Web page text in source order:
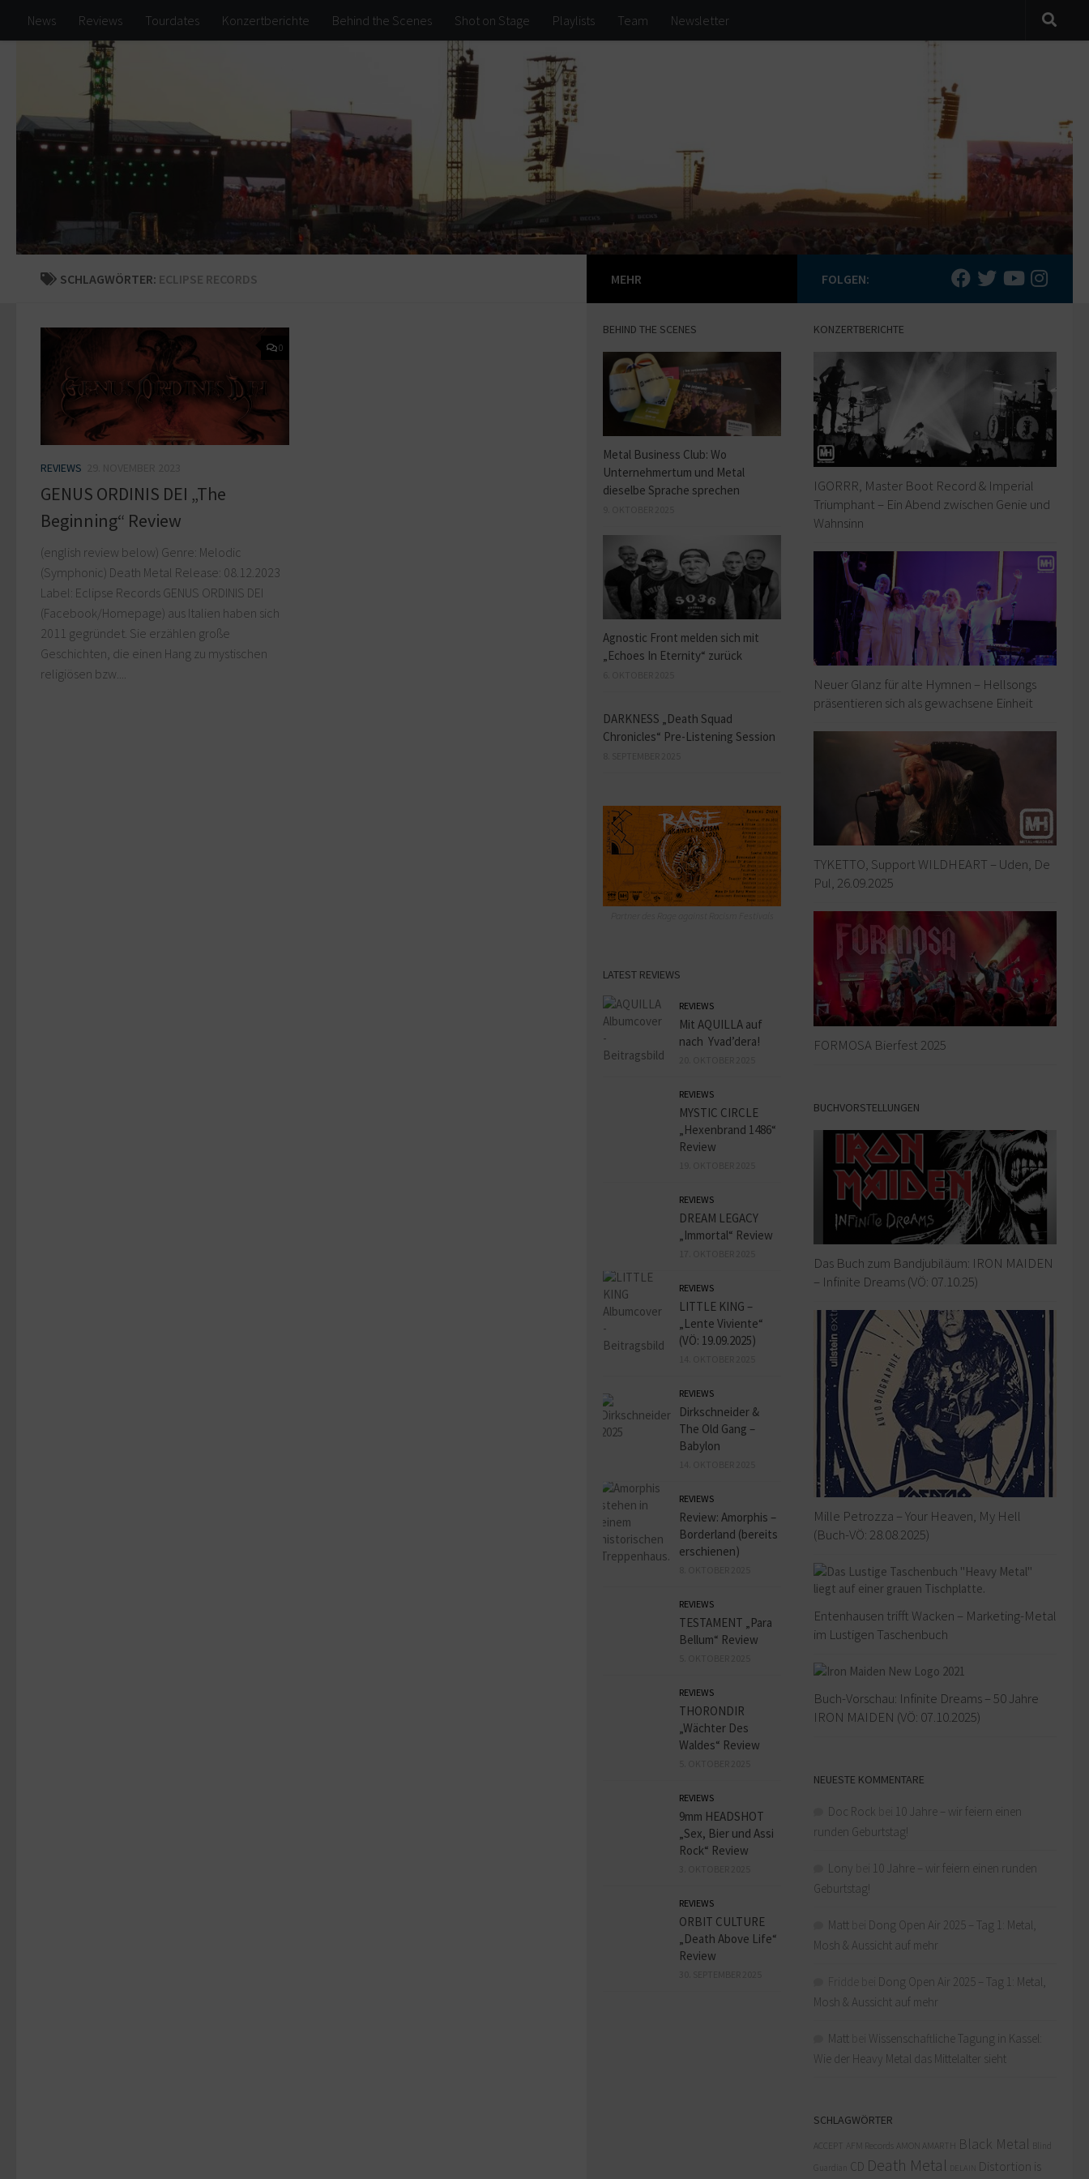
Zum Inhalt springen
News Reviews Tourdates Konzertberichte Behind the Scenes Shot on Stage Playlists Team Newsletter
SCHLAGWÖRTER: ECLIPSE RECORDS
0
REVIEWS
GENUS ORDINIS DEI „The
Beginning“ Review
(english review below) Genre: Melodic
(Symphonic) Death Metal Release: 08.12.2023
Label: Eclipse Records GENUS ORDINIS DEI
(Facebook/Homepage) aus Italien haben sich
2011 gegründet. Sie erzählen große
Geschichten, die einen Hang zu mystischen
religiösen bzw....
FOLGEN:
KONZERTBERICHTE
IGORRR, Master Boot Record & Imperial
Triumphant – Ein Abend zwischen Genie und
Wahnsinn
Neuer Glanz für alte Hymnen – Hellsongs
präsentieren sich als gewachsene Einheit
TYKETTO, Support WILDHEART – Uden, De
Pul, 26.09.2025
FORMOSA Bierfest 2025
BUCHVORSTELLUNGEN
Das Buch zum Bandjubiläum: IRON MAIDEN
– Infinite Dreams (VÖ: 07.10.25)
Mille Petrozza – Your Heaven, My Hell
(Buch-VÖ: 28.08.2025)
Entenhausen trifft Wacken – Marketing-Metal
im Lustigen Taschenbuch
Buch-Vorschau: Infinite Dreams – 50 Jahre
IRON MAIDEN (VÖ: 07.10.2025)
NEUESTE KOMMENTARE
Doc Rock
10 Jahre – wir feiern einen
runden Geburtstag!
Lony
10 Jahre – wir feiern einen runden
Geburtstag!
Matt
Dong Open Air 2025 – Tag 1: Metal,
Mosh & Aussicht auf mehr
Dong Open Air 2025 – Tag 1: Metal,
Mosh & Aussicht auf mehr
Matt
Wissenschaftliche Tagung in Kassel:
Wie der Heavy Metal das Mittelalter sieht
SCHLAGWÖRTER
ACCEPT AFM Records AMON AMARTH Black Metal
Blind
CD Death Metal
Distortion is
MEHR
BEHIND THE SCENES
Metal Business Club: Wo
Unternehmertum und Metal
dieselbe Sprache sprechen
Agnostic Front melden sich mit
„Echoes In Eternity“ zurück
DARKNESS „Death Squad
Chronicles“ Pre-Listening Session
LATEST REVIEWS
REVIEWS
Mit AQUILLA auf
nach Yvad’dera!
REVIEWS
MYSTIC CIRCLE
„Hexenbrand 1486“
Review
REVIEWS
DREAM LEGACY
„Immortal“ Review
REVIEWS
LITTLE KING –
„Lente Viviente“
(VÖ: 19.09.2025)
REVIEWS
Dirkschneider &
The Old Gang –
Babylon
REVIEWS
Review: Amorphis –
Borderland (bereits
erschienen)
REVIEWS
TESTAMENT „Para
Bellum“ Review
REVIEWS
THORONDIR
„Wächter Des
Waldes“ Review
REVIEWS
9mm HEADSHOT
„Sex, Bier und Assi
Rock“ Review
REVIEWS
ORBIT CULTURE
„Death Above Life“
Review